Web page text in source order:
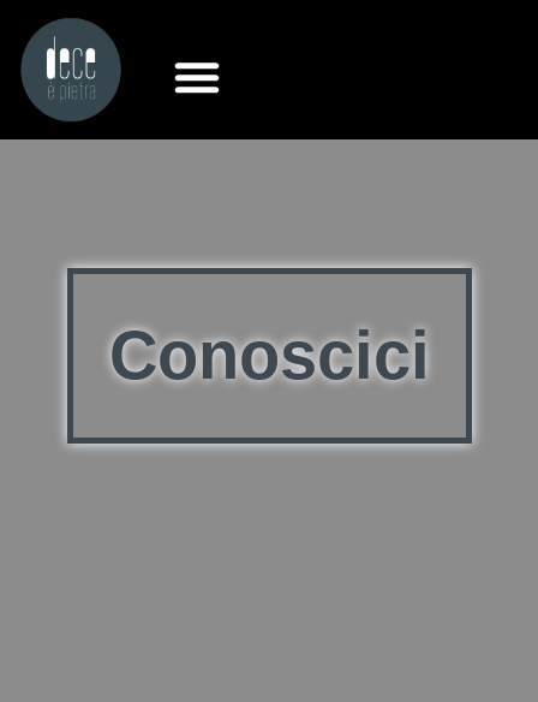
Conoscici